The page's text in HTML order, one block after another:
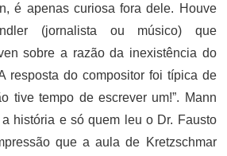
é apenas curiosa fora dele. Houve
(jornalista ou músico) que
sobre a razão da inexistência do
resposta do compositor foi típica de
tive tempo de escrever um!”. Mann
história e só quem leu o Dr. Fausto
que a aula de Kretzschmar